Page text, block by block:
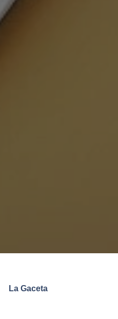
La Gaceta